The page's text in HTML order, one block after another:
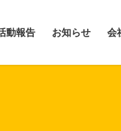
動報告 お知らせ 会